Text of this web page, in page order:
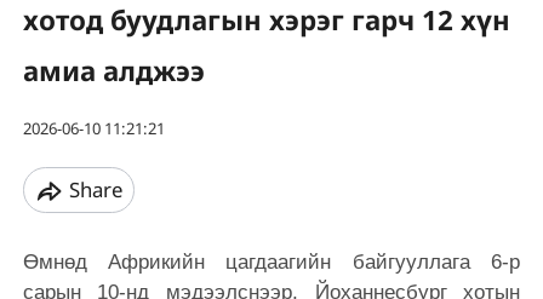
хотод буудлагын хэрэг гарч 12 хүн
амиа алджээ
2026-06-10 11:21:21
Share
Өмнөд Африкийн цагдаагийн байгууллага 6-р
сарын 10-нд мэдээлснээр, Йоханнесбург хотын